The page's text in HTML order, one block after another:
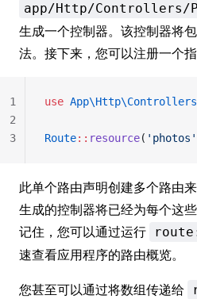
app/Http/Controllers/
生成一个控制器。该控制器将
法。接下来，您可以注册一个
use
Route:: resource( 'photos'
1
2
3
此单个路由声明创建多个路由
生成的控制器将已经为每个这
记住，您可以通过运行
速查看应用程序的路由概览。
您甚至可以通过将数组传递给